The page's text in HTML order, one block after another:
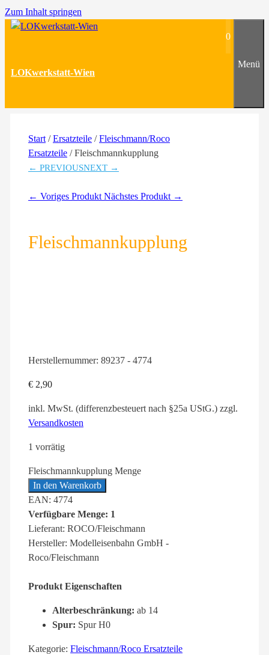
Zum Inhalt springen
LOKwerkstatt-Wien
0
Menü
Start /Ersatzteile /Fleischmann/Roco
Ersatzteile / Fleischmannkupplung
← PREVIOUSNEXT →
← Voriges Produkt Nächstes Produkt →
Fleischmannkupplung
Herstellernummer: 89237 - 4774
€ 2,90
inkl. MwSt. (differenzbesteuert nach §25a UStG.) zzgl.
Versandkosten
1 vorrätig
Fleischmannkupplung Menge
In den Warenkorb
EAN: 4774
Verfügbare Menge: 1
Lieferant: ROCO/Fleischmann
Hersteller: Modelleisenbahn GmbH -
Roco/Fleischmann
Produkt Eigenschaften
Alterbeschränkung: ab 14
Spur: Spur H0
Kategorie: Fleischmann/Roco Ersatzteile